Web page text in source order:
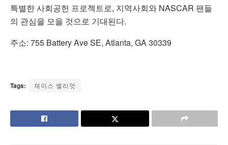
특별한 사회공헌 프로젝트로, 지역사회와 NASCAR 팬들
의 관심을 모을 것으로 기대된다.
주소: 755 Battery Ave SE, Atlanta, GA 30339
Tags: 체이스 엘리엇